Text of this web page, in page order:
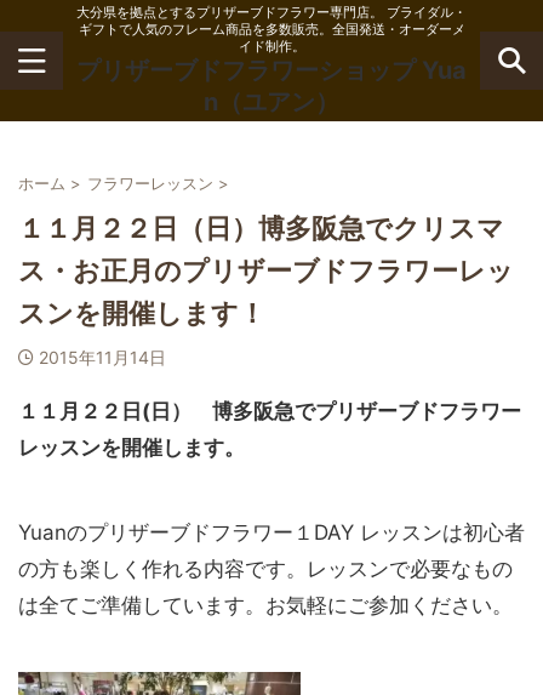
大分県を拠点とするプリザーブドフラワー専門店。 ブライダル・
ギフトで人気のフレーム商品を多数販売。全国発送・オーダーメ
イド制作。
プリザーブドフラワーショップ Yua
n（ユアン）
ホーム > フラワーレッスン >
１１月２２日（日）博多阪急でクリスマ
ス・お正月のプリザーブドフラワーレッ
スンを開催します！
2015年11月14日
１１月２２日(日） 博多阪急でプリザーブドフラワー
レッスンを開催します。
Yuanのプリザーブドフラワー１DAY レッスンは初心者
の方も楽しく作れる内容です。レッスンで必要なもの
は全てご準備しています。お気軽にご参加ください。